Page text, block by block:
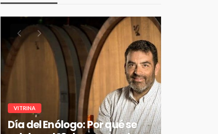
VITRINA
Día del Enólogo: Por qué se